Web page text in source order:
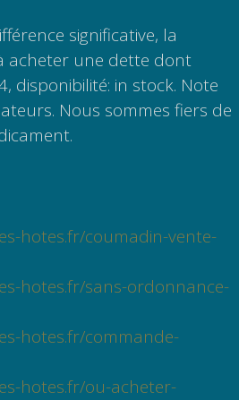
significative, la
acheter une dette dont
disponibilité: in stock. Note
Nous sommes fiers de
hotes.fr/coumadin-vente-
hotes.fr/sans-ordonnance-
hotes.fr/commande-
hotes.fr/ou-acheter-